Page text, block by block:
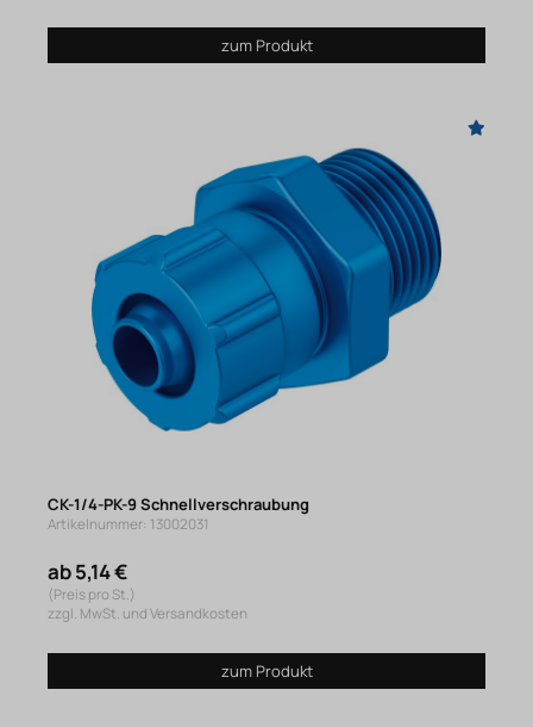
zum Produkt
CK-1/4-PK-9 Schnellverschraubung
Artikelnummer: 13002031
ab 5,14 €
(Preis pro St.)
zzgl. MwSt. und Versandkosten
zum Produkt